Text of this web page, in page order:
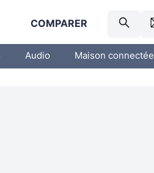
COMPARER
Audio Maison connectée